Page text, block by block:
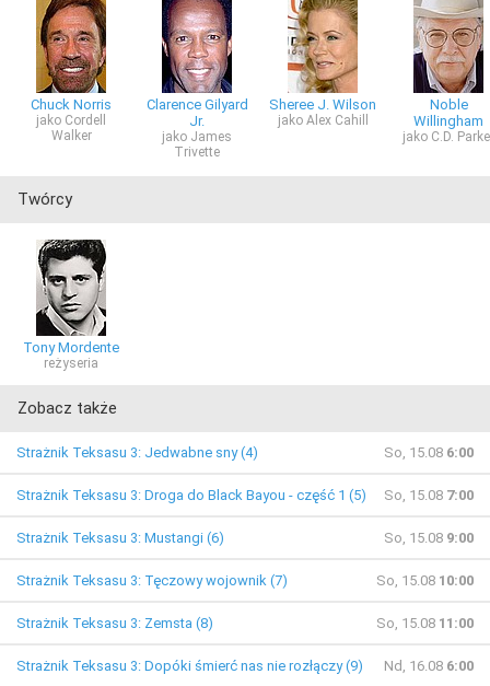
Chuck Norris
jako Cordell
Walker
Clarence Gilyard
Jr.
jako James
Trivette
Sheree J. Wilson
jako Alex Cahill
Noble
Willingham
jako C.D.
Twórcy
Tony Mordente
reżyseria
Zobacz także
Strażnik Teksasu 3: Jedwabne sny (4) So, 15.08 6:00
Strażnik Teksasu 3: Droga do Black Bayou - część 1 (5) So, 15.08 7:00
Strażnik Teksasu 3: Mustangi (6) So, 15.08 9:00
Strażnik Teksasu 3: Tęczowy wojownik (7) So, 15.08 10:00
Strażnik Teksasu 3: Zemsta (8) So, 15.08 11:00
Strażnik Teksasu 3: Dopóki śmierć nas nie rozłączy (9) Nd, 16.08 6:00